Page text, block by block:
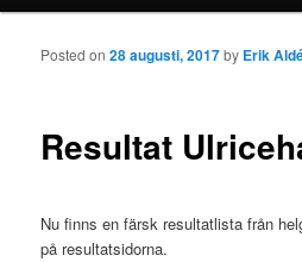
Resultat
Posted on28 augusti, 2017by Erik
Nu finns en färsk resultatlista från
på resultatsidorna.